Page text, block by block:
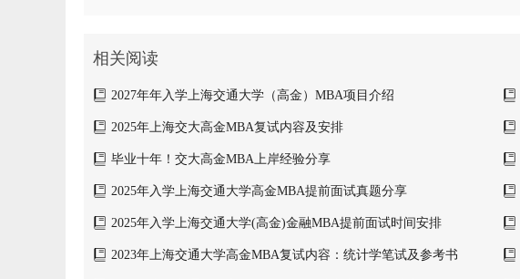
相关阅读
2027年年入学上海交通大学（高金）MBA项目介绍
2025年上海交大高金MBA复试内容及安排
毕业十年！交大高金MBA上岸经验分享
2025年入学上海交通大学高金MBA提前面试真题分享
2025年入学上海交通大学(高金)金融MBA提前面试时间安排
2023年上海交通大学高金MBA复试内容：统计学笔试及参考书